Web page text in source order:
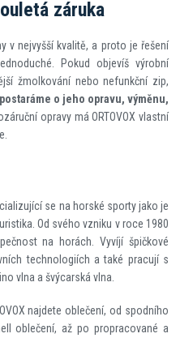
záruka
v nejvyšší kvalitě, a proto je řešení
Pokud objevíš výrobní
žmolkování nebo nefunkční zip,
o jeho opravu, výměnu,
opravy má ORTOVOX vlastní
se na horské sporty jako je
Od svého vzniku v roce 1980
na horách. Vyvíjí špičkové
technologiích a také pracují s
vlna a švýcarská vlna.
najdete oblečení, od spodního
oblečení, až po propracované a